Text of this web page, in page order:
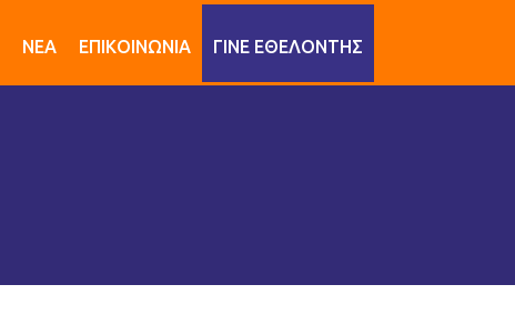
ΝΕΑ ΕΠΙΚΟΙΝΩΝΙΑ ΓΙΝΕ ΕΘΕΛΟΝΤΗΣ